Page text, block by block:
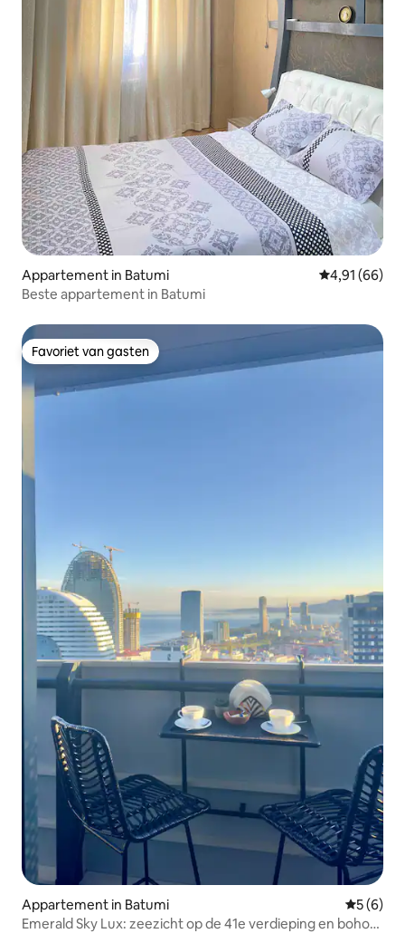
Appartement in Batumi Gemiddelde
4,91 (66)
Beste appartement in Batumi
Favoriet van gasten
Favoriet van gasten
Appartement in Batumi
5 (6)
Emerald Sky Lux: zeezicht op de 41e verdieping en boho-